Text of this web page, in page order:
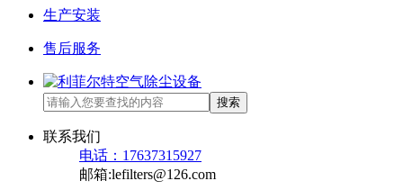
生产安装
售后服务
搜索
联系我们
电话：17637315927
邮箱:lefilters@126.com